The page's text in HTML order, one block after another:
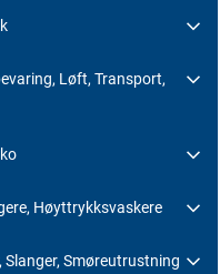
Løft, Transport,
Høyttrykksvaskere
Smøreutrustning